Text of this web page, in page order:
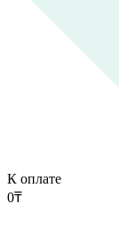
К оплате
0₸